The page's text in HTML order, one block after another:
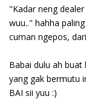
"Kadar neng
wuu.." hahha
cuman ngepos,
Babai dulu ah
yang gak bermutu
BAI sii yuu :)